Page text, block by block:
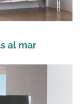
al mar